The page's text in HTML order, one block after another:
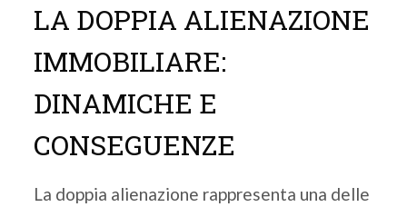
LA DOPPIA ALIENAZIONE
IMMOBILIARE:
DINAMICHE E
CONSEGUENZE
La doppia alienazione rappresenta una delle